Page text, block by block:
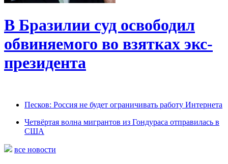
В Бразилии суд освободил
обвиняемого во взятках экс-
президента
Песков: Россия не будет ограничивать работу Интернета
Четвёртая волна мигрантов из Гондураса отправилась в
США
все новости